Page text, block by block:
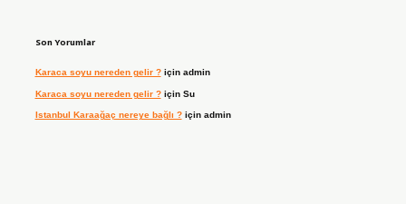
Son Yorumlar
Karaca soyu nereden gelir ?için admin
Karaca soyu nereden gelir ?için Su
Istanbul Karaağaç nereye bağlı ?için admin